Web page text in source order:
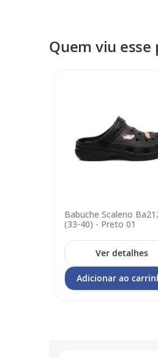
imagens
Quem viu
Babuche Scaleno
(33-40) - Preto 01
Ver detalhes
Adicionar ao